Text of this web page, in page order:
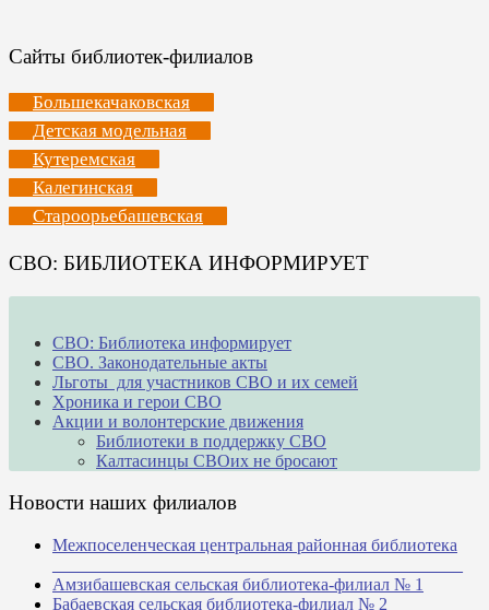
Сайты библиотек-филиалов
Большекачаковская
Детская модельная
Кутеремская
Калегинская
Староорьебашевская
СВО: БИБЛИОТЕКА ИНФОРМИРУЕТ
СВО: Библиотека информирует
СВО. Законодательные акты
Льготы для участников СВО и их семей
Хроника и герои СВО
Акции и волонтерские движения
Библиотеки в поддержку СВО
Калтасинцы СВОих не бросают
Новости наших филиалов
Межпоселенческая центральная районная библиотека
Амзибашевская сельская библиотека-филиал № 1
Бабаевская сельская библиотека-филиал № 2